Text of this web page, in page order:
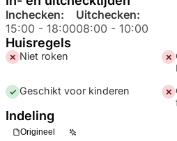
Inchecken:
15:00 - 18:00
Uitchecken:
08:00 - 10:00
Huisregels
✕ Niet roken ✕
✓ Geschikt voor kinderen ✕
Indeling
Origineel